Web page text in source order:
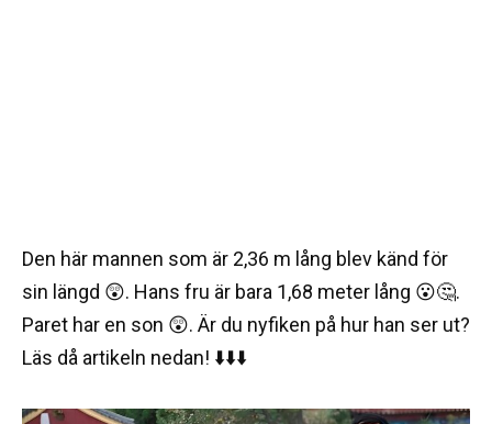
Den här mannen som är 2,36 m lång blev känd för
sin längd 😲. Hans fru är bara 1,68 meter lång 😮🤔.
Paret har en son 😲. Är du nyfiken på hur han ser ut?
Läs då artikeln nedan! ⬇️⬇️⬇️